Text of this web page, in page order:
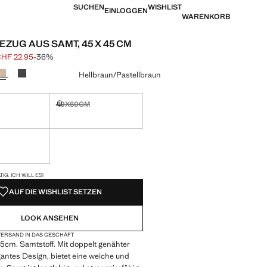
SUCHENEINLOGGENWISHLIST
WARENKORB
AUS SAMT, 45 X 45 CM
durchgestrichen [CHF 35.95 ]
[CHF 22.95 ]
22.95-36%
Farbe
Hellbraun/Pastellbraun
40X60CM
ICH WILL ES!
AUF DIE WISHLIST SETZEN
LOOK ANSEHEN
IN DAS GESCHÄFT
Samtstoff. Mit doppelt genähter
Design, bietet eine weiche und